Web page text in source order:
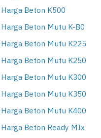
Harga Beton K500
Harga Beton Mutu K-B0
Harga Beton Mutu K225
Harga Beton Mutu K250
Harga Beton Mutu K300
Harga Beton Mutu K350
Harga Beton Mutu K400
Harga Beton Ready MIx